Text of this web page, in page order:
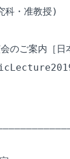
・准教授)
ご案内［日